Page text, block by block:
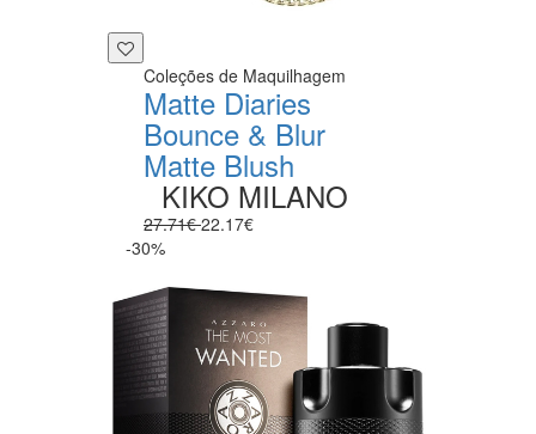
Coleções de Maquilhagem
Matte Diaries
Bounce & Blur
Matte Blush
KIKO MILANO
27.71€22.17€
-30%